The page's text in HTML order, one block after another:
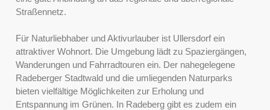
Straßennetz.
Für Naturliebhaber und Aktivurlauber ist Ullersdorf ein
attraktiver Wohnort. Die Umgebung lädt zu Spaziergängen,
Wanderungen und Fahrradtouren ein. Der nahegelegene
Radeberger Stadtwald und die umliegenden Naturparks
bieten vielfältige Möglichkeiten zur Erholung und
Entspannung im Grünen. In Radeberg gibt es zudem ein